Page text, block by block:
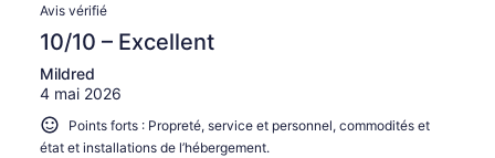
Avis vérifié
10/10 – Excellent
Mildred
4 mai 2026
Points forts : Propreté, service et personnel, commodités et
état et installations de l’hébergement.